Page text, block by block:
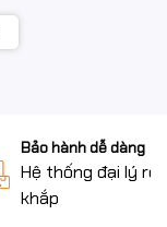
Bảo hành dễ dàng
Hệ thống đại lý
khắp